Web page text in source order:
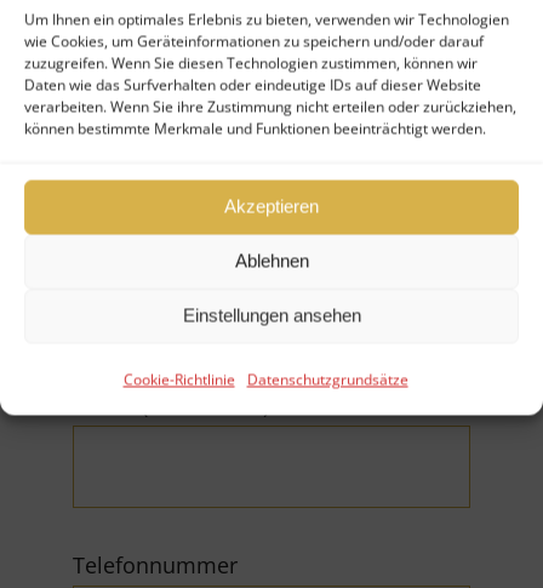
Um Ihnen ein optimales Erlebnis zu bieten, verwenden wir Technologien
wie Cookies, um Geräteinformationen zu speichern und/oder darauf
zuzugreifen. Wenn Sie diesen Technologien zustimmen, können wir
Daten wie das Surfverhalten oder eindeutige IDs auf dieser Website
verarbeiten. Wenn Sie ihre Zustimmung nicht erteilen oder zurückziehen,
können bestimmte Merkmale und Funktionen beeinträchtigt werden.
Akzeptieren
Ablehnen
Einstellungen ansehen
Cookie-Richtlinie Datenschutzgrundsätze
Ihr Nachname (*Pflichtfeld)
Firma
Telefonnummer